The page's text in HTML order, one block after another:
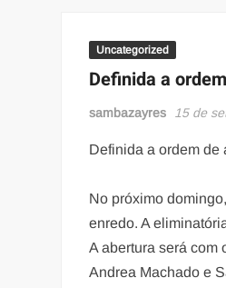
Uncategorized
Definida a
sambazayres 15 de
Definida a ordem de
No próximo
enredo. A
A abertura será com
Andrea Machado e